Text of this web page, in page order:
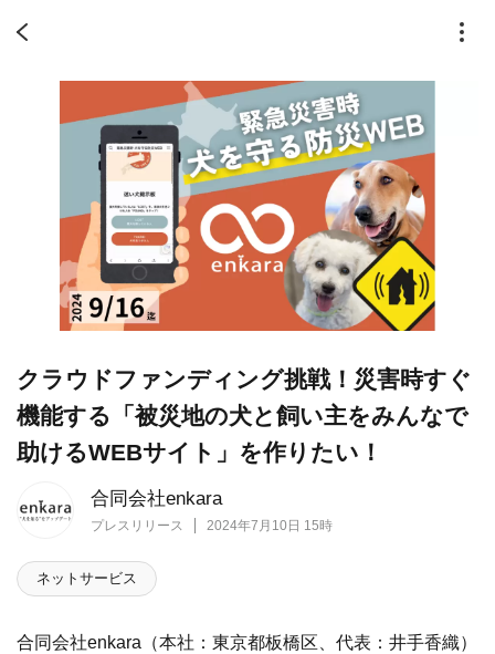
合同会社enkara
プレスリリース 2024年7月10日 15時
クラウドファンディング挑戦！災害時すぐ
機能する「被災地の犬と飼い主をみんなで
助けるWEBサイト」を作りたい！
ネットサービス
合同会社enkara（本社：東京都板橋区、代表：井手香織）